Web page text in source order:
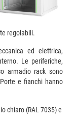
regolabili.
ed elettrica,
Le periferiche,
armadio rack sono
e fianchi hanno
chiaro (RAL 7035) e